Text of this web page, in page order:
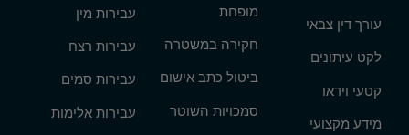
עורך דין צבאי
לקט עיתונים
קטעי וידאו
מידע מקצועי
מופחת
חקירה במשטרה
ביטול כתב אישום
סמכויות השוטר
עבירות מין
עבירות רצח
עבירות סמים
עבירות אלימות